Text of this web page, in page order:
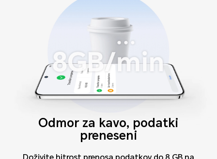
Odmor za kavo, podatki
preneseni
Doživite hitrost prenosa podatkov do 8 GB na